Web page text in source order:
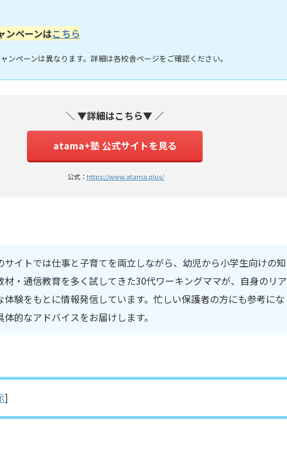
ンペーンはこちら
ンペーンは異なります。詳細は各校舎ページをご確認ください。
＼ ▼詳細はこちら▼ ／
atama+塾 公式サイトを見る
公式： https://www.atama.plus/
サイトでは仕事と子育てを両立しながら、幼児から小学生向けの知
材・通信教育を多く試してきた30代ワーキングママが、自身のリア
体験をもとに情報発信しています。忙しい保護者の方にも参考にな
体的なアドバイスをお届けします。
]